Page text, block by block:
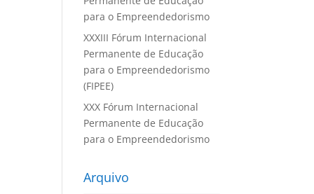
para o Empreendedorismo
XXXIII Fórum Internacional
Permanente de Educação
para o Empreendedorismo
(FIPEE)
XXX Fórum Internacional
Permanente de Educação
para o Empreendedorismo
Arquivo